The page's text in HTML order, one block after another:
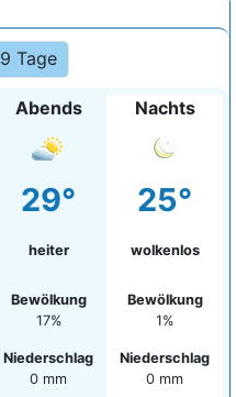
9 Tage
Abends
29°
heiter
Bewölkung
17%
Niederschlag
0 mm
Nachts
25°
wolkenlos
Bewölkung
1%
Niederschlag
0 mm